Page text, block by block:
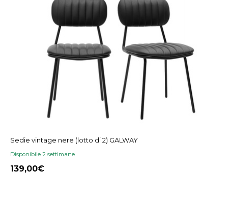
Sedie vintage nere (lotto di 2) GALWAY
Disponibile 2 settimane
139,00